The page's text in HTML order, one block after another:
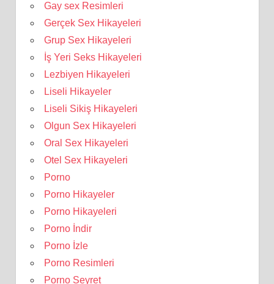
Gay sex Resimleri
Gerçek Sex Hikayeleri
Grup Sex Hikayeleri
İş Yeri Seks Hikayeleri
Lezbiyen Hikayeleri
Liseli Hikayeler
Liseli Sikiş Hikayeleri
Olgun Sex Hikayeleri
Oral Sex Hikayeleri
Otel Sex Hikayeleri
Porno
Porno Hikayeler
Porno Hikayeleri
Porno İndir
Porno İzle
Porno Resimleri
Porno Seyret